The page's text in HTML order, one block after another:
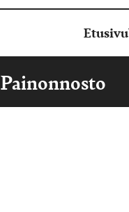
Etusivu
Painonnosto